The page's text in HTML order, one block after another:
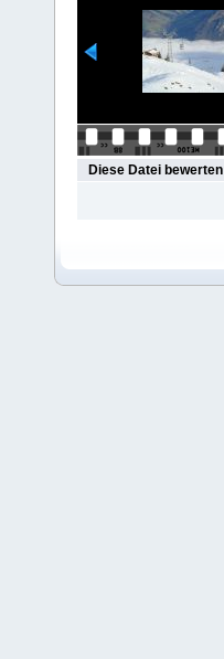
Diese Datei bewerten